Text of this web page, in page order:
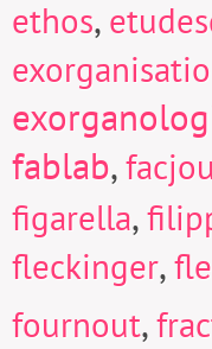
ethos,
fablab,
figarella,
fleckinger,
fournout,